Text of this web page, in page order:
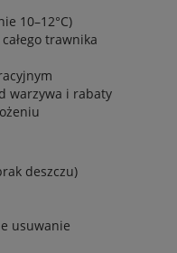
Elite X4 Lidar VSLAM
do koszyka
10–12°C)
trawnika
warzywa i rabaty
deszczu)
usuwanie